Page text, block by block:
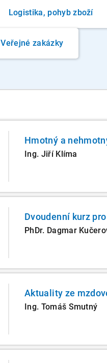
Logistika, pohyb zboží
Veřejné zakázky
Hmotný a
Ing. Jiří Klíma
Dvoudenní kurz
PhDr. Dagmar
Aktuality ze
Ing. Tomáš Smutný